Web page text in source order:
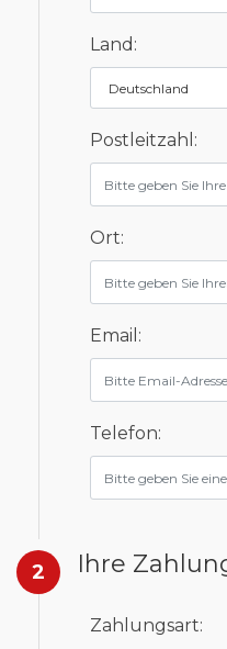
Land:
Postleitzahl:
Ort:
Email:
Telefon:
2 Ihre
Zahlungsart: